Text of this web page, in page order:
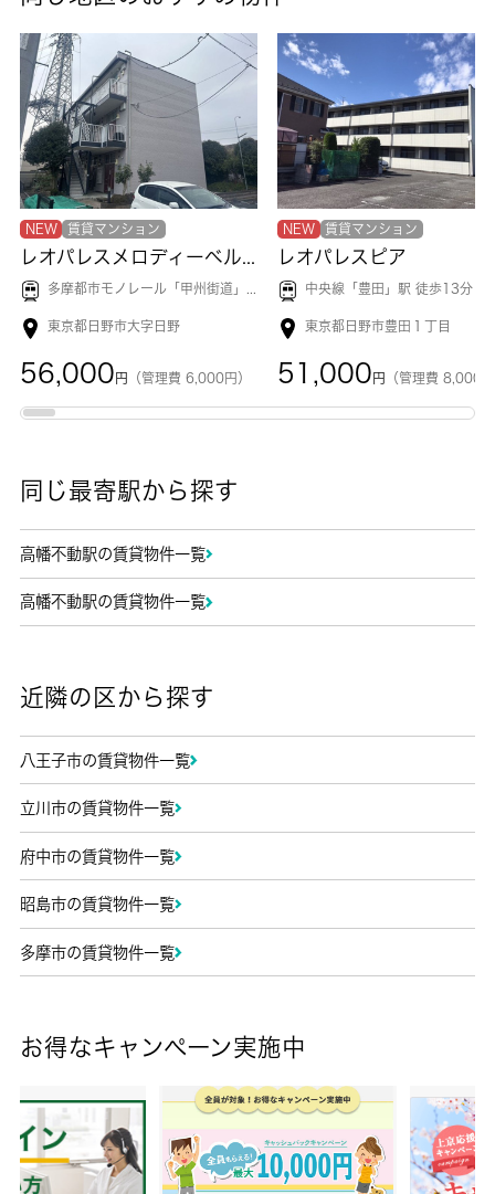
NEW 賃貸マンション
多摩都市モノレール「 甲州街道 」駅 徒歩12分
東京都日野市大字日野
56,000 円 （管理費 6,000円）
NEW 賃貸マンション
レオパレスピア
中央線「 豊田 」駅 徒歩13分
東京都日野市豊田１丁目
51,000 円 （管理費 8,000
同じ最寄駅から探す
高幡不動駅の賃貸物件一覧
高幡不動駅の賃貸物件一覧
近隣の区から探す
八王子市の賃貸物件一覧
立川市の賃貸物件一覧
府中市の賃貸物件一覧
昭島市の賃貸物件一覧
多摩市の賃貸物件一覧
お得なキャンペーン実施中